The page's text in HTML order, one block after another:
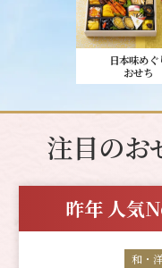
日本味めぐ
おせち
注目のお
昨年 人気
和・